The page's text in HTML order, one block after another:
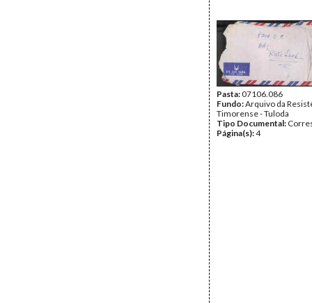
Pasta:07106.086
Fundo:Arquivo da
Timorense - Tuloda
Tipo Documental:
Página(s):4